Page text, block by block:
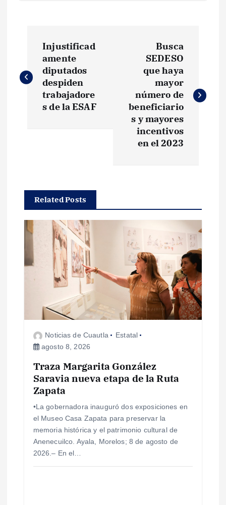
v
c
ó
n
Injustificad
amente
diputados
despiden
trabajadore
s de la ESAF
Busca
SEDESO
que haya
mayor
número de
beneficiario
s y mayores
incentivos
en el 2023
Related Posts
Noticias de Cuautla
Estatal
agosto 8, 2026
Traza Margarita González
Saravia nueva etapa de la Ruta
Zapata
•La gobernadora inauguró dos exposiciones en
el Museo Casa Zapata para preservar la
memoria histórica y el patrimonio cultural de
Anenecuilco. Ayala, Morelos; 8 de agosto de
2026.– En el…